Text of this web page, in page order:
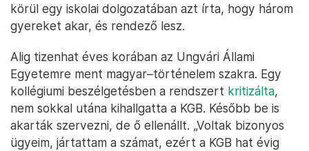
körül egy iskolai dolgozatában azt írta, hogy három
gyereket akar, és rendező lesz.
Alig tizenhat éves korában az Ungvári Állami
Egyetemre ment magyar–történelem szakra. Egy
kollégiumi beszélgetésben a rendszert kritizálta,
nem sokkal utána kihallgatta a KGB. Később be is
akarták szervezni, de ő ellenállt. „Voltak bizonyos
ügyeim, jártattam a számat, ezért a KGB hat évig